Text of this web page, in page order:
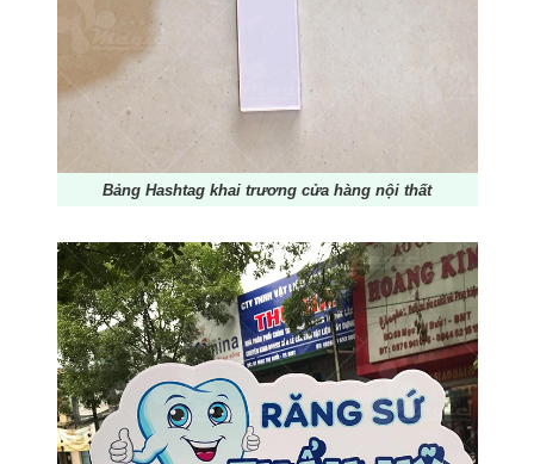
Bảng Hashtag khai trương cửa hàng nội thất